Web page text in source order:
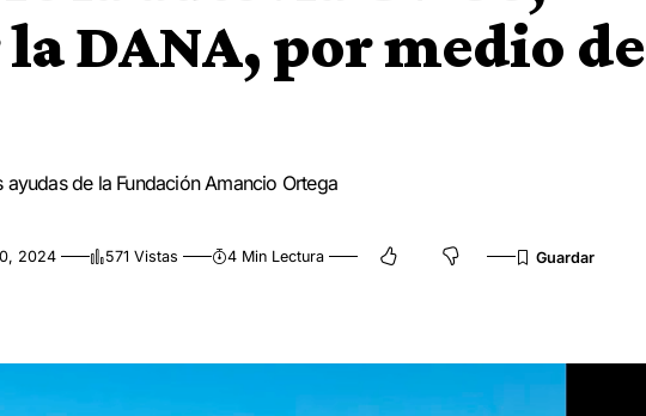
DANA, por medio de
de la Fundación Amancio Ortega
2024 571 Vistas 4 Min Lectura